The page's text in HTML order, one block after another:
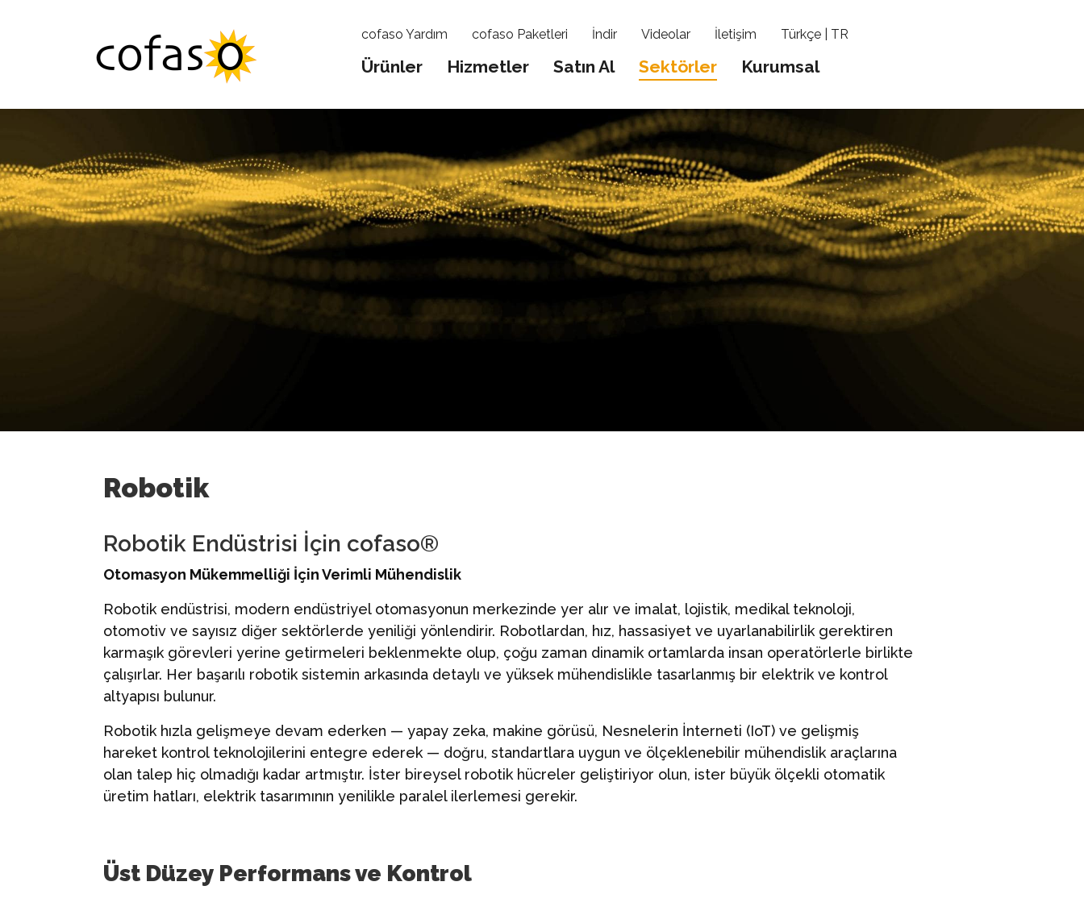
cofaso Yardım cofaso Paketleri İndir Videolar İletişim Türkçe | TR
Ürünler Hizmetler Satın Al Sektörler Kurumsal
Robotik
Robotik Endüstrisi İçin cofaso®
Otomasyon Mükemmelliği İçin Verimli Mühendislik
Robotik endüstrisi, modern endüstriyel otomasyonun merkezinde yer alır ve imalat, lojistik, medikal teknoloji,
otomotiv ve sayısız diğer sektörlerde yeniliği yönlendirir. Robotlardan, hız, hassasiyet ve uyarlanabilirlik gerektiren
karmaşık görevleri yerine getirmeleri beklenmekte olup, çoğu zaman dinamik ortamlarda insan operatörlerle birlikte
çalışırlar. Her başarılı robotik sistemin arkasında detaylı ve yüksek mühendislikle tasarlanmış bir elektrik ve kontrol
altyapısı bulunur.
Robotik hızla gelişmeye devam ederken — yapay zeka, makine görüsü, Nesnelerin İnterneti (IoT) ve gelişmiş
hareket kontrol teknolojilerini entegre ederek — doğru, standartlara uygun ve ölçeklenebilir mühendislik araçlarına
olan talep hiç olmadığı kadar artmıştır. İster bireysel robotik hücreler geliştiriyor olun, ister büyük ölçekli otomatik
üretim hatları, elektrik tasarımının yenilikle paralel ilerlemesi gerekir.
Üst Düzey Performans ve Kontrol